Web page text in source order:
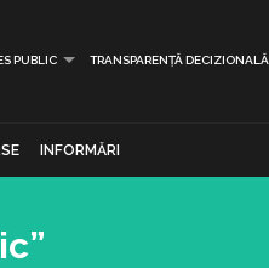
PUBLIC TRANSPARENȚĂ DECIZIONALĂ
INFORMĂRI